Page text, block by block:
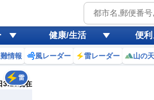
健康/生活 便
情報 風レーダー 雷レーダー 山の
3:10現在
雷
風
黄砂
天気 台風